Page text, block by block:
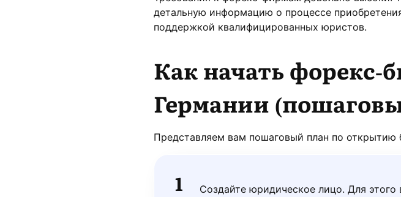
детальную информацию о процессе
поддержкой квалифицированных юристов.
Как начать форекс-
Германии
Представляем вам пошаговый план по открытию
Создайте юридическое лицо. Для